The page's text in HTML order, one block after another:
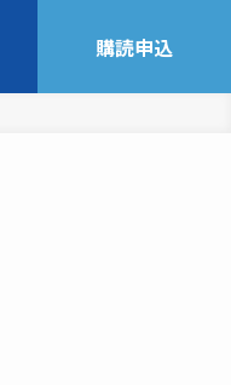
購読申込